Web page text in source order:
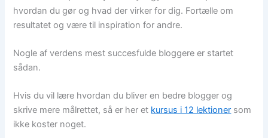
hvordan du gør og hvad der virker for dig. Fortælle om
resultatet og være til inspiration for andre.
Nogle af verdens mest succesfulde bloggere er startet
sådan.
Hvis du vil lære hvordan du bliver en bedre blogger og
skrive mere målrettet, så er her et kursus i 12 lektioner som
ikke koster noget.